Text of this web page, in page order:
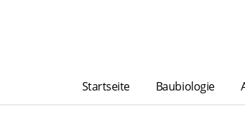
Startseite Baubiologie